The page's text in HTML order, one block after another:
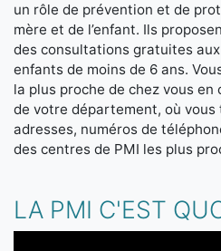
un rôle de prévention et de
mère et de l’enfant. Ils
des consultations gratuites
enfants de moins de 6 ans.
la plus proche de chez vous
de votre département, où
adresses, numéros de
des centres de PMI les plus
LA PMI C'EST